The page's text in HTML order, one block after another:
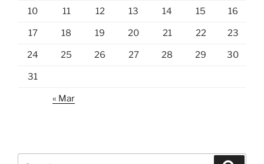
10 11 12 13 14 15 16
17 18 19 20 21 22 23
24 25 26 27 28 29 30
31
« Mar